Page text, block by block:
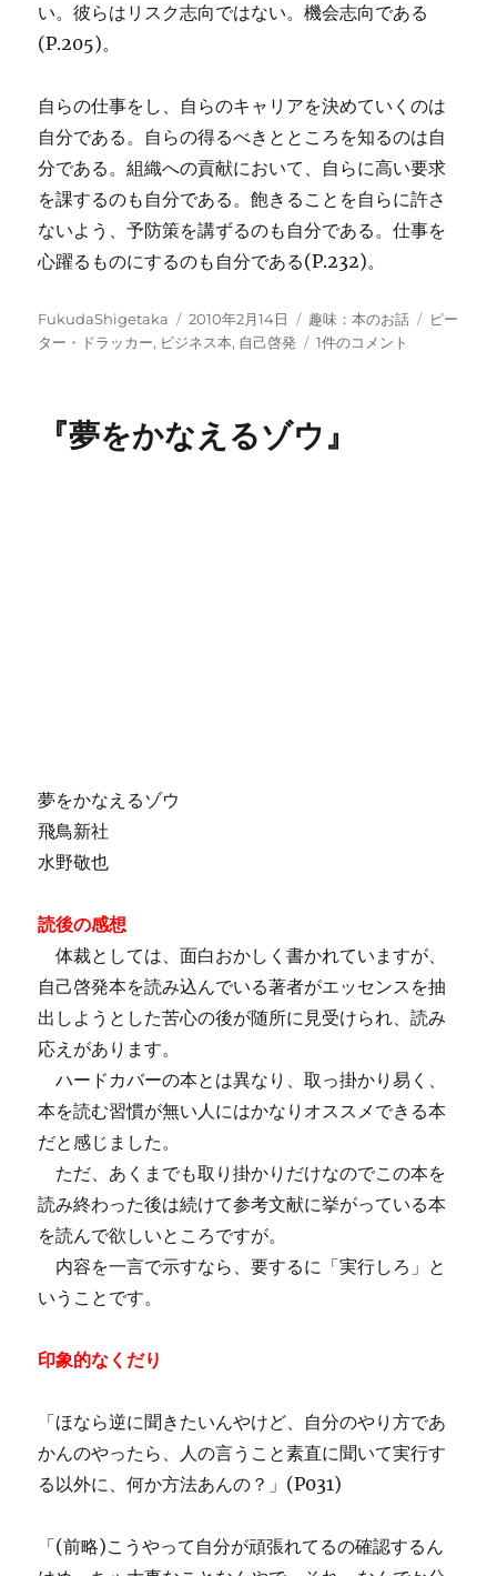
い。彼らはリスク志向ではない。機会志向である
(P.205)。
自らの仕事をし、自らのキャリアを決めていくのは
自分である。自らの得るべきとところを知るのは自
分である。組織への貢献において、自らに高い要求
を課するのも自分である。飽きることを自らに許さ
ないよう、予防策を講ずるのも自分である。仕事を
心躍るものにするのも自分である(P.232)。
投
稿
FukudaShigetaka
投
稿
2010年2月14日
カ
テ
趣味：本のお話
タ
ピー
ター・ドラッカー, ビジネス本, 自己啓発
『プ
ッ
1件のコメント
『夢をかなえるゾウ』
夢をかなえるゾウ
飛鳥新社
水野敬也
読後の感想
体裁としては、面白おかしく書かれていますが、
自己啓発本を読み込んでいる著者がエッセンスを抽
出しようとした苦心の後が随所に見受けられ、読み
応えがあります。
ハードカバーの本とは異なり、取っ掛かり易く、
本を読む習慣が無い人にはかなりオススメできる本
だと感じました。
ただ、あくまでも取り掛かりだけなのでこの本を
読み終わった後は続けて参考文献に挙がっている本
を読んで欲しいところですが。
内容を一言で示すなら、要するに「実行しろ」と
いうことです。
印象的なくだり
「ほなら逆に聞きたいんやけど、自分のやり方であ
かんのやったら、人の言うこと素直に聞いて実行す
る以外に、何か方法あんの？」(P031)
「(前略)こうやって自分が頑張れてるの確認するん